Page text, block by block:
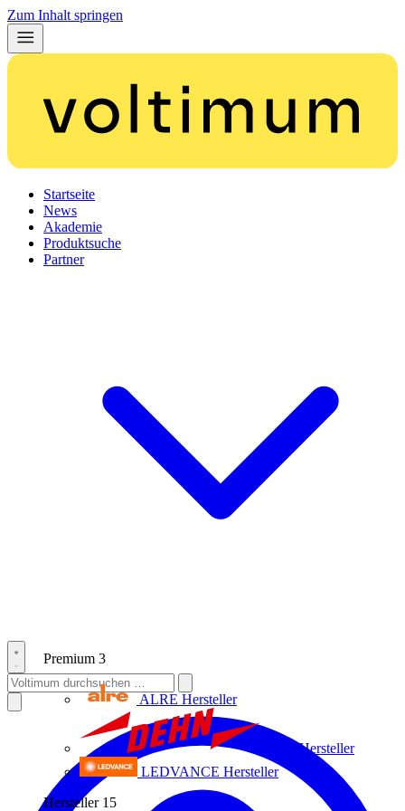
Zum Inhalt springen
Startseite
News
Akademie
Produktsuche
Partner
Premium 3
ALRE Hersteller
Hersteller
LEDVANCE Hersteller
Hersteller 15